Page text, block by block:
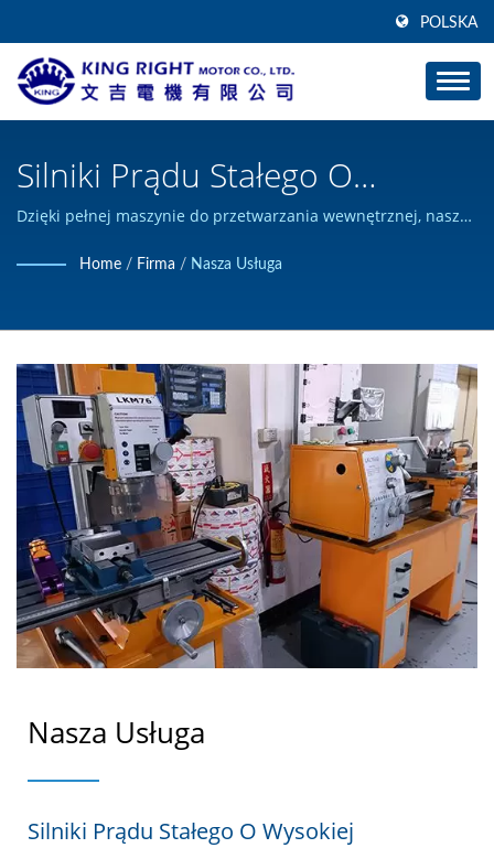
POLSKA
Silniki Prądu Stałego O
Wysokiej Wydajności,
Zaprojektowane Na
Producent Silników Zębatych |
KING RIGHT MOTOR
Dzięki pełnej maszynie do przetwarzania wewnętrznej, nasze
projektować i budować niestandardowe produkty silników
Home / Firma / Nasza Usługa
Nasza Usługa
Silniki Prądu Stałego O Wysokiej